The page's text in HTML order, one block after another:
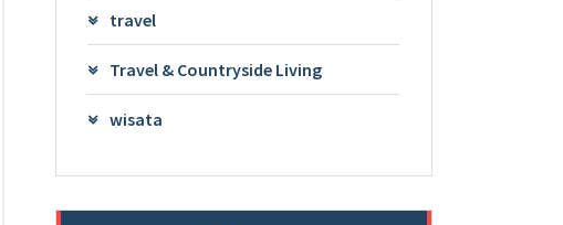
travel
Travel & Countryside Living
wisata